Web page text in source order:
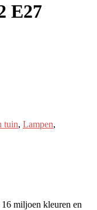
E27
tuin, Lampen,
miljoen kleuren en